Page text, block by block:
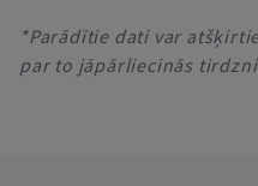
*Parādītie dati var
par to jāpārliecinās